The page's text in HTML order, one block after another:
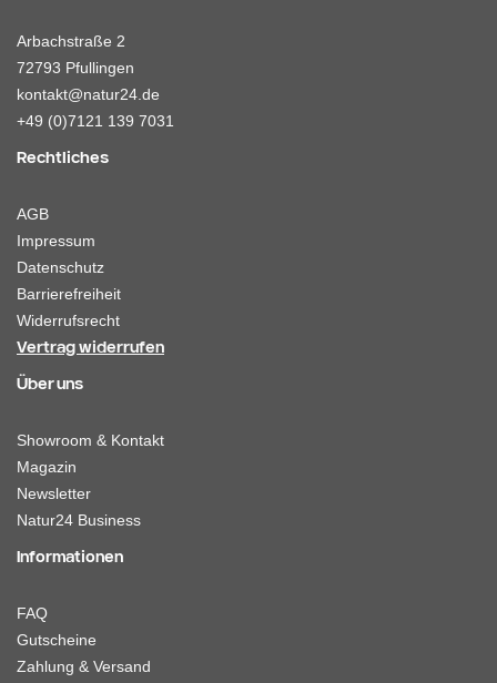
Arbachstraße 2
72793 Pfullingen
kontakt@natur24.de
+49 (0)7121 139 7031
Rechtliches
AGB
Impressum
Datenschutz
Barrierefreiheit
Widerrufsrecht
Vertrag widerrufen
Über uns
Showroom & Kontakt
Magazin
Newsletter
Natur24 Business
Informationen
FAQ
Gutscheine
Zahlung & Versand